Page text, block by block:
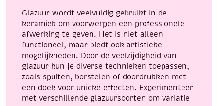
Glazuur wordt veelvuldig gebruikt in de
keramiek om voorwerpen een professionele
afwerking te geven. Het is niet alleen
functioneel, maar biedt ook artistieke
mogelijkheden. Door de veelzijdigheid van
glazuur kun je diverse technieken toepassen,
zoals spuiten, borstelen of doordrukken met
een doek voor unieke effecten. Experimenteer
met verschillende glazuursoorten om variatie